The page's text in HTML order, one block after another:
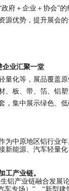
府＋企业＋协会”
优势，提升展会的
企业汇聚一堂
化等，展品覆盖原
、板、带、箔、铝
，集中展示绿色、
为中原地区铝行业
新能源、汽车轻量
工产业链。
铝产业链融合发展
车专场）”、“新型